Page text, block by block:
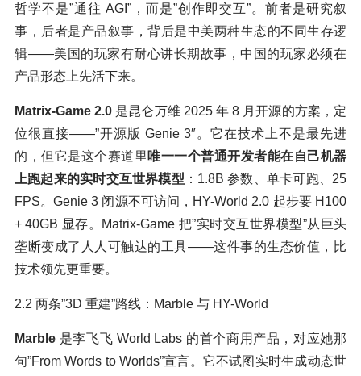
哲学不是”通往 AGI”，而是”创作即交互”。前者是研究叙
事，后者是产品叙事，背后是中美两种生态的不同生存逻
辑——美国的玩家有耐心讲长期故事，中国的玩家必须在
产品形态上先活下来。
Matrix-Game 2.0 是昆仑万维 2025 年 8 月开源的方案，定
位很直接——”开源版 Genie 3″。它在技术上不是最先进
的，但它是这个赛道里 唯一一个普通开发者能在自己机器
上跑起来的实时交互世界模型 ：1.8B 参数、单卡可跑、25
FPS。Genie 3 闭源不可访问，HY-World 2.0 起步要 H100
+ 40GB 显存。Matrix-Game 把”实时交互世界模型”从巨头
垄断变成了人人可触达的工具——这件事的生态价值，比
技术领先更重要。
2.2 两条”3D 重建”路线：Marble 与 HY-World
Marble 是李飞飞 World Labs 的首个商用产品，对应她那
句”From Words to Worlds”宣言。它不试图实时生成动态世